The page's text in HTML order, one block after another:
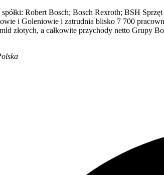
Robert Bosch; Bosch Rexroth; BSH
i Goleniowie i zatrudnia blisko 7 700
złotych, a całkowite przychody netto Grupy